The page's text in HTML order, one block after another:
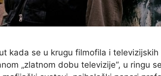
kada se u krugu filmofila i
„zlatnom dobu televizije“, u ringu